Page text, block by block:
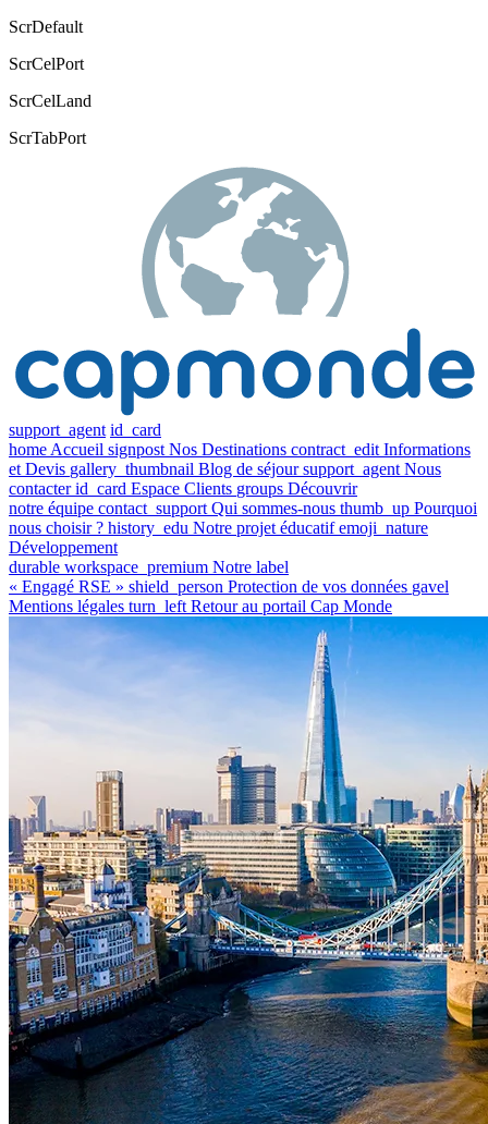
ScrDefault
ScrCelPort
ScrCelLand
ScrTabPort
support_agent id_card
homeAccueil signpost Nos Destinations contract_edit Informations
et Devis gallery_thumbnail Blog de séjour support_agent Nous
contacter id_card Espace Clients groups Découvrir
notre équipe contact_support Qui sommes-nous thumb_up Pourquoi
nous choisir ? history_edu Notre projet éducatif emoji_nature
Développement
durable workspace_premium Notre label
« Engagé RSE » shield_person Protection de vos données gavel
Mentions légales turn_left Retour au portail Cap Monde